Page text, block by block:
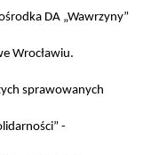
DA „Wawrzyny”
Wrocławiu.
sprawowanych
-